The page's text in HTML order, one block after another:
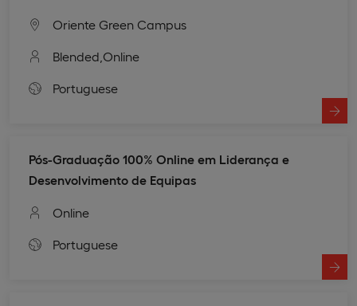
Oriente Green Campus
Blended, Online
Portuguese
Pós-Graduação 100% Online em Liderança e
Desenvolvimento de Equipas
Online
Portuguese